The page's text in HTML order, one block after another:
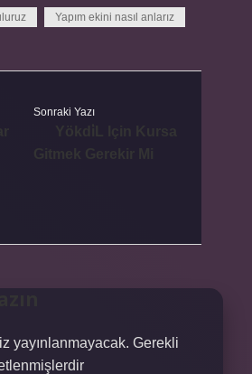
Yapım ekini nasıl anlarız
Sonraki Yazı
yayınlanmayacak. Gerekli